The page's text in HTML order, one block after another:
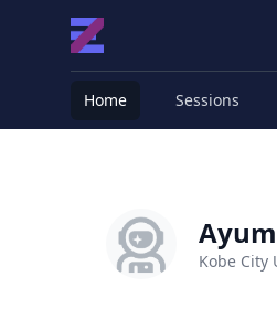
Home Sessions
Kobe City